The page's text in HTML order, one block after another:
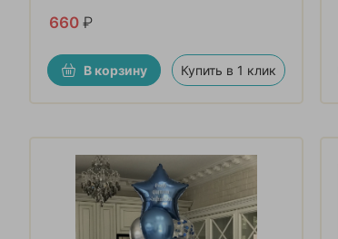
660 ₽
В корзину Купить в 1 клик